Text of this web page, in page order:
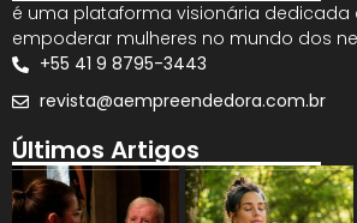
é uma plataforma visionária dedicada
empoderar mulheres no mundo dos
+55 41 9 8795-3443
revista@aempreendedora.com.br
Últimos Artigos